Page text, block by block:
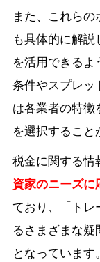
また、これら
も具体的に解
を活用できる
条件やスプレッ
は各業者の特
を選択すること
税金に関する情
資家のニーズ
ており、「トレ
るさまざまな
となっています。